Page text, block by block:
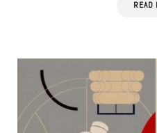
READ